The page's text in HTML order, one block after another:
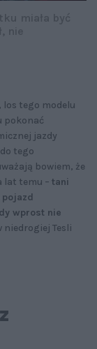
, los tego modelu
pokonać
jazdy
tego
bowiem, że
lat temu – tani
pojazd
wprost nie
niedrogiej Tesli